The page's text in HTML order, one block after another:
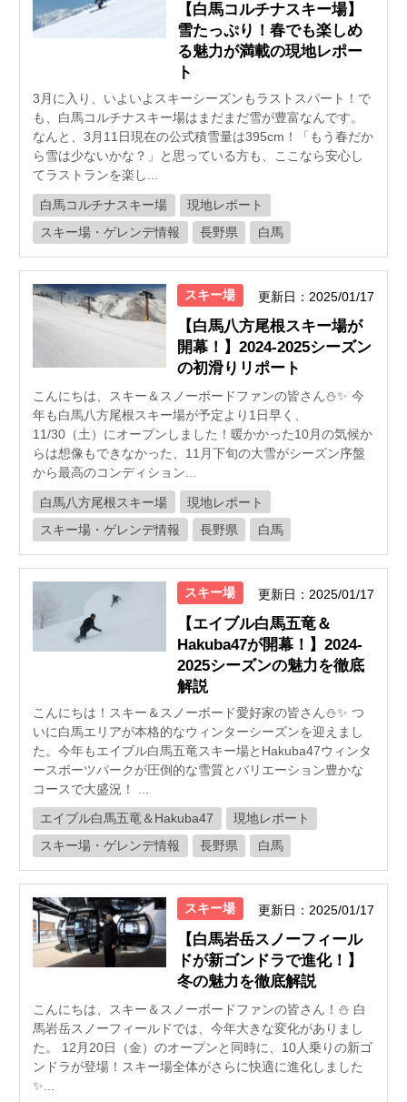
【白馬コルチナスキー場】
雪たっぷり！春でも楽しめ
る魅力が満載の現地レポー
ト
3月に入り、いよいよスキーシーズンもラストスパート！で
も、白馬コルチナスキー場はまだまだ雪が豊富なんです。
なんと、3月11日現在の公式積雪量は395cm！「もう春だか
ら雪は少ないかな？」と思っている方も、ここなら安心し
てラストランを楽し...
白馬コルチナスキー場
現地レポート
スキー場・ゲレンデ情報
長野県 白馬
スキー場 更新日：2025/01/17
【白馬八方尾根スキー場が
開幕！】2024-2025シーズン
の初滑りリポート
こんにちは、スキー＆スノーボードファンの皆さん⛄️✨ 今
年も白馬八方尾根スキー場が予定より1日早く、
11/30（土）にオープンしました！暖かかった10月の気候か
らは想像もできなかった、11月下旬の大雪がシーズン序盤
から最高のコンディション...
白馬八方尾根スキー場
現地レポート
スキー場・ゲレンデ情報
長野県 白馬
スキー場 更新日：2025/01/17
【エイブル白馬五竜＆
Hakuba47が開幕！】2024-
2025シーズンの魅力を徹底
解説
こんにちは！スキー＆スノーボード愛好家の皆さん⛄️✨ つ
いに白馬エリアが本格的なウィンターシーズンを迎えまし
た。今年もエイブル白馬五竜スキー場とHakuba47ウィンタ
ースポーツパークが圧倒的な雪質とバリエーション豊かな
コースで大盛況！ ...
エイブル白馬五竜＆Hakuba47
現地レポート
スキー場・ゲレンデ情報
長野県 白馬
スキー場 更新日：2025/01/17
【白馬岩岳スノーフィール
ドが新ゴンドラで進化！】
冬の魅力を徹底解説
こんにちは、スキー＆スノーボードファンの皆さん！⛄️ 白
馬岩岳スノーフィールドでは、今年大きな変化がありまし
た。 12月20日（金）のオープンと同時に、10人乗りの新ゴ
ンドラが登場！スキー場全体がさらに快適に進化しました
✨...